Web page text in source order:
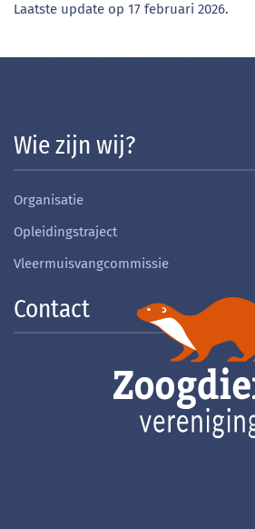
Laatste update op 17 februari 2026.
Wie zijn wij?
Organisatie
Opleidingstraject
Vleermuisvangcommissie
Contact